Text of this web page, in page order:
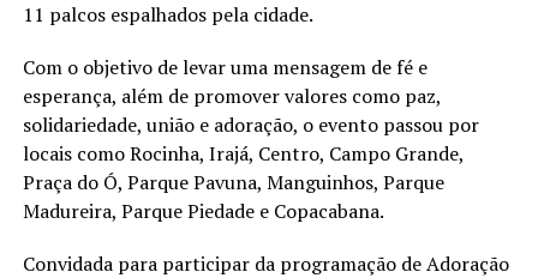
11 palcos espalhados pela cidade.
Com o objetivo de levar uma mensagem de fé e
esperança, além de promover valores como paz,
solidariedade, união e adoração, o evento passou por
locais como Rocinha, Irajá, Centro, Campo Grande,
Praça do Ó, Parque Pavuna, Manguinhos, Parque
Madureira, Parque Piedade e Copacabana.
Convidada para participar da programação de Adoração